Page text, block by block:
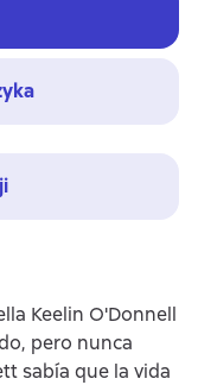
Keelin O'Donnell
pero nunca
sabía que la vida